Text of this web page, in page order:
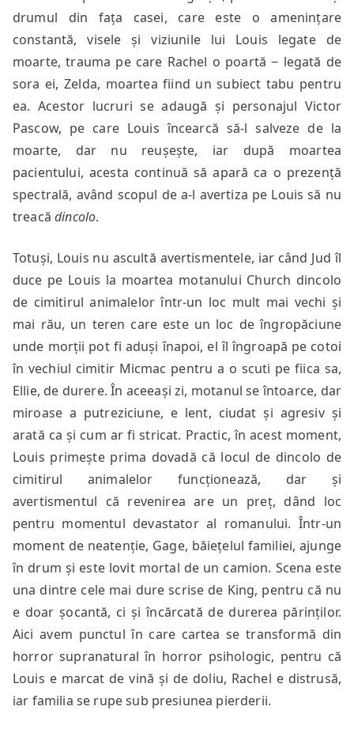
drumul din fața casei, care este o amenințare
constantă, visele și viziunile lui Louis legate de
moarte, trauma pe care Rachel o poartă ‒ legată de
sora ei, Zelda, moartea fiind un subiect tabu pentru
ea. Acestor lucruri se adaugă și personajul Victor
Pascow, pe care Louis încearcă să-l salveze de la
moarte, dar nu reușește, iar după moartea
pacientului, acesta continuă să apară ca o prezență
spectrală, având scopul de a-l avertiza pe Louis să nu
treacădincolo.
Totuși, Louis nu ascultă avertismentele, iar când Jud îl
duce pe Louis la moartea motanului Church dincolo
de cimitirul animalelor într-un loc mult mai vechi și
mai rău, un teren care este un loc de îngropăciune
unde morții pot fi aduși înapoi, el îl îngroapă pe cotoi
în vechiul cimitir Micmac pentru a o scuti pe fiica sa,
Ellie, de durere. În aceeași zi, motanul se întoarce, dar
miroase a putreziciune, e lent, ciudat și agresiv și
arată ca și cum ar fi stricat. Practic, în acest moment,
Louis primește prima dovadă că locul de dincolo de
cimitirul animalelor funcționează, dar și
avertismentul că revenirea are un preț, dând loc
pentru momentul devastator al romanului. Într-un
moment de neatenție, Gage, băiețelul familiei, ajunge
în drum și este lovit mortal de un camion. Scena este
una dintre cele mai dure scrise de King, pentru că nu
e doar șocantă, ci și încărcată de durerea părinților.
Aici avem punctul în care cartea se transformă din
horror supranatural în horror psihologic, pentru că
Louis e marcat de vină și de doliu, Rachel e distrusă,
iar familia se rupe sub presiunea pierderii.